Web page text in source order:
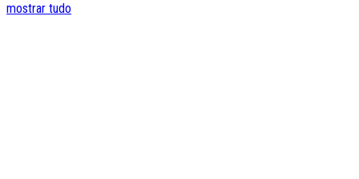
mostrar tudo